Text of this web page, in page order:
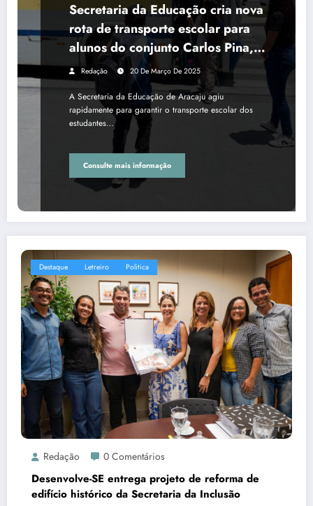
Secretaria da Educação cria nova
rota de transporte escolar para
alunos do conjunto Carlos Pina,
no Lamarão
Redação 20 De Março De 2025
A Secretaria da Educação de Aracaju agiu
rapidamente para garantir o transporte escolar dos
estudantes…
Consulte mais informação
Destaque Letreiro Politica
Redação 0 Comentários
Desenvolve-SE entrega projeto de reforma de
edifício histórico da Secretaria da Inclusão